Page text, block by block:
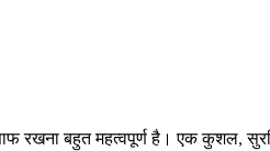
रखना बहुत महत्वपूर्ण है। एक कुशल,